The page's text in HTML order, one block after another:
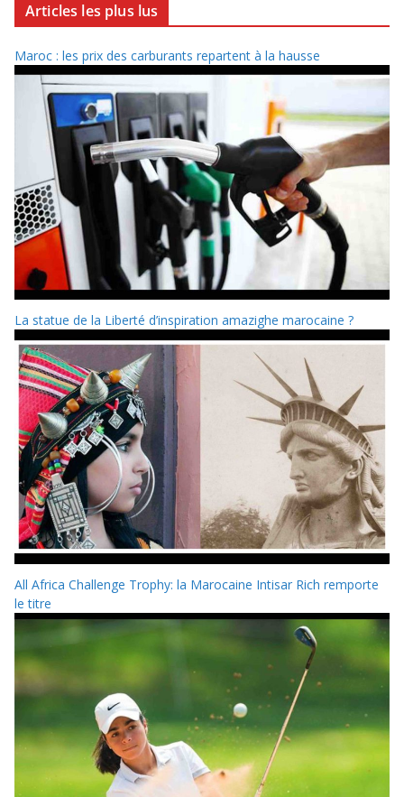
Articles les plus lus
Maroc : les prix des carburants repartent à la hausse
La statue de la Liberté d’inspiration amazighe marocaine ?
All Africa Challenge Trophy: la Marocaine Intisar Rich remporte
le titre